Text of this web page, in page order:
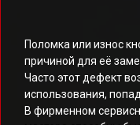
Поломка или износ
причиной для её
Часто этот дефект
использования,
В фирменном